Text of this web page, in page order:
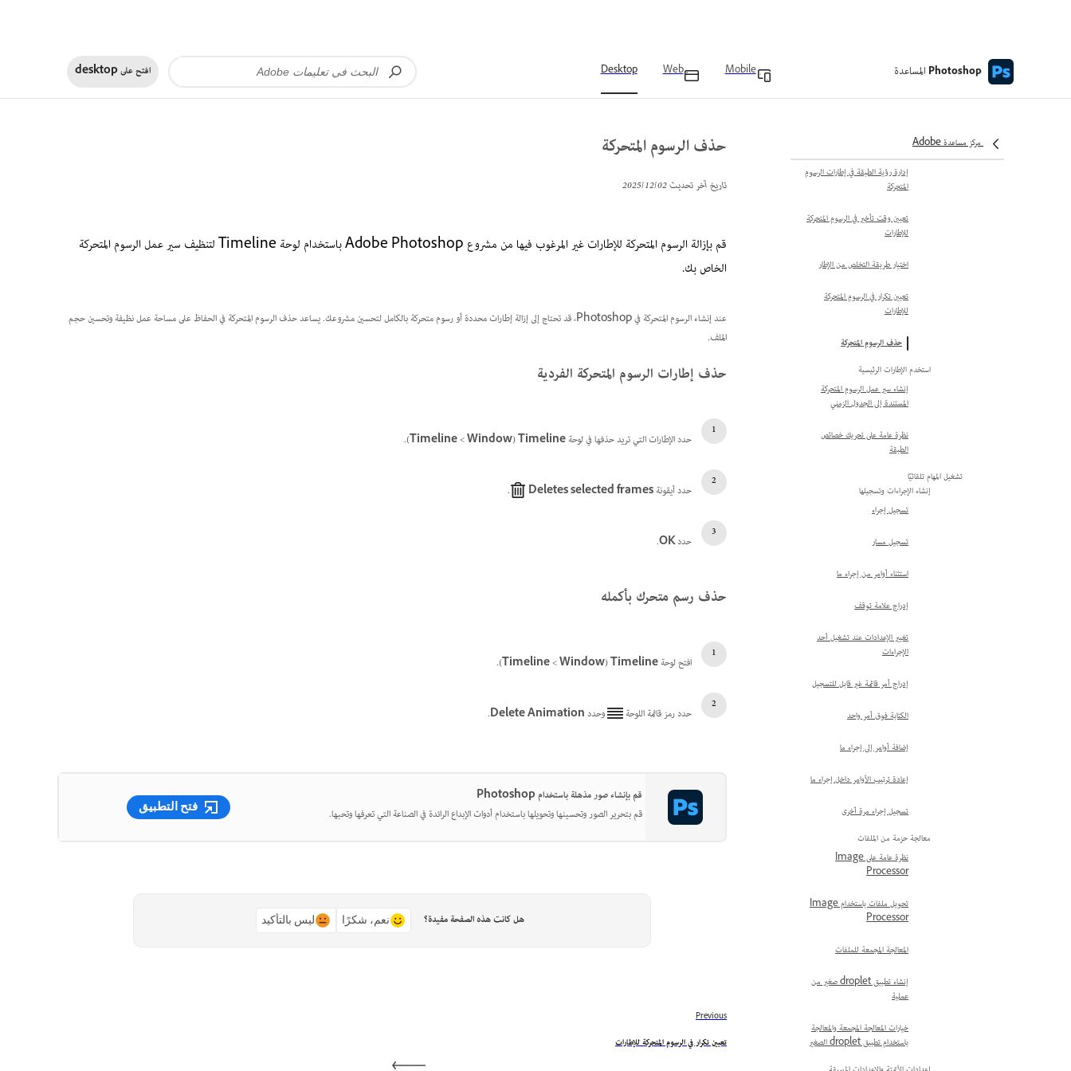
Photoshop المساعدة Mobile
Web
Desktop افتح علىdesktop
مركز مساعدة Adobe
إنشاء إطارات باستخدام الحركة البينية
توحيد خصائص الطبقات في إطارات
إدارة رؤية الطبقة في إطارات الرسوم
المتحركة
تعيين وقت تأخير في الرسوم المتحركة
للإطارات
اختيار طريقة التخلص من الإطار
تعيين تكرار في الرسوم المتحركة
للإطارات
حذف الرسوم المتحركة
استخدم الإطارات الرئيسية
إنشاء سير عمل الرسوم المتحركة
المستندة إلى الجدول الزمني
نظرة عامة على تحريك خصائص
الطبقة
تشغيل المهام تلقائيًا
إنشاء الإجراءات وتسجيلها
تسجيل إجراء
تسجيل مسار
استثناء أوامر من إجراء ما
إدراج علامة توقف
تغيير الإعدادات عند تشغيل أحد
الإجراءات
إدراج أمر قائمة غير قابل للتسجيل
الكتابة فوق أمر واحد
إضافة أوامر إلى إجراء ما
إعادة ترتيب الأوامر داخل إجراء ما
تسجيل إجراء مرة أخرى
معالجة حزمة من الملفات
نظرة عامة على Image
Processor
تحويل ملفات باستخدام Image
Processor
المعالجة المجمعة للملفات
إنشاء تطبيق droplet صغير من
عملية
خيارات المعالجة المجمعة والمعالجة
باستخدام تطبيق droplet الصغير
حذف الرسوم المتحركة
تاريخ آخر تحديث02‏/12‏/2025
قم بإزالة الرسوم المتحركة للإطارات غير المرغوب فيها من مشروع Adobe Photoshop باستخدام لوحة Timeline لتنظيف سير عمل الرسوم المتحركة
الخاص بك.
عند إنشاء الرسوم المتحركة في Photoshop، قد تحتاج إلى إزالة إطارات محددة أو رسوم متحركة بالكامل لتحسين مشروعك. يساعد حذف الرسوم المتحركة في الحفاظ على مساحة عمل نظيفة وتحسين حجم
الملف.
حذف إطارات الرسوم المتحركة الفردية
حدد الإطارات التي تريد حذفها في لوحةTimeline
‏(
Window
>‏
Timeline
).
حدد أيقونةDeletes selected frames
.
حددOK
.
حذف رسم متحرك بأكمله
افتح لوحةTimeline
‏(
Window
>‏
Timeline
).
حدد رمز قائمة اللوحة وحددDelete Animation
.
قم بإنشاء صور مذهلة باستخدام Photoshop
قم بتحرير الصور وتحسينها وتحويلها باستخدام أدوات الإبداع الرائدة في الصناعة التي تعرفها وتحبها.
فتح التطبيق
هل كانت هذه الصفحة مفيدة؟ نعم، شكرًا ليس بالتأكيد
Previous
تعيين تكرار في الرسوم المتحركة للإطارات